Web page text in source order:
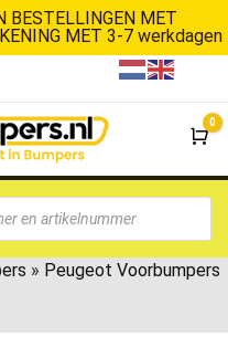
BESTELLINGEN MET
MET 3-7 werkdagen
0
» Peugeot Voorbumpers